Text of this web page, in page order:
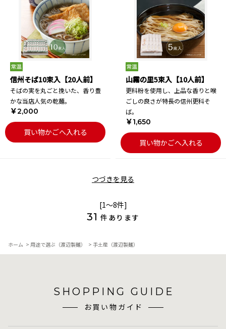
信州そば10束入【20人前】
そばの実を丸ごと挽いた、香り豊
かな当店人気の乾麺。
￥2,000
買い物かごへ入れる
山霧の里5束入【10人前】
更科粉を使用し、上品な香りと喉
ごしの良さが特長の信州更科そ
ば。
￥1,650
買い物かごへ入れる
つづきを見る
[1～8件]
31 件あります
ホーム > 用途で選ぶ（渡辺製麺） > 手土産（渡辺製麺）
SHOPPING GUIDE
お買い物ガイド